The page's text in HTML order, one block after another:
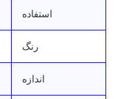
استفاده
رنگ
اندازه